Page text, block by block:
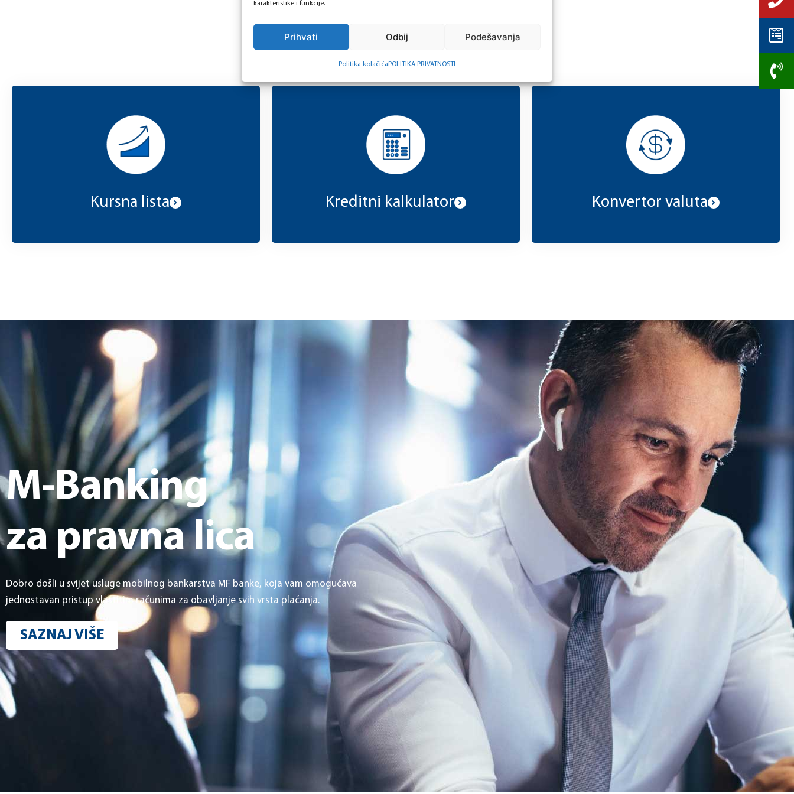
karakteristike i funkcije.
Prihvati Odbij Podešavanja
Politika kolačićaPOLITIKA PRIVATNOSTI
Korisni alati – na dohvat ruke:
Kursna lista Kreditni kalkulator Konvertor valuta
M-Banking
za pravna lica
Dobro došli u svijet usluge mobilnog bankarstva MF banke, koja vam omogućava
jednostavan pristup vlastitim računima za obavljanje svih vrsta plaćanja.
SAZNAJ VIŠE